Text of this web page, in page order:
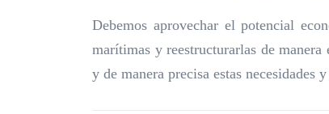
Debemos aprovechar el potencial
marítimas y reestructurarlas de
y de manera precisa estas